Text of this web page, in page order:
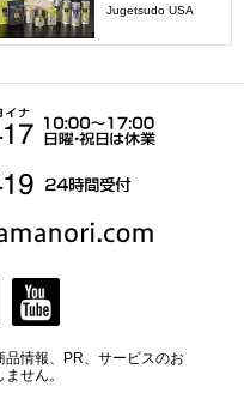
Jugetsudo USA
情報、PR、サービスのお
せん。